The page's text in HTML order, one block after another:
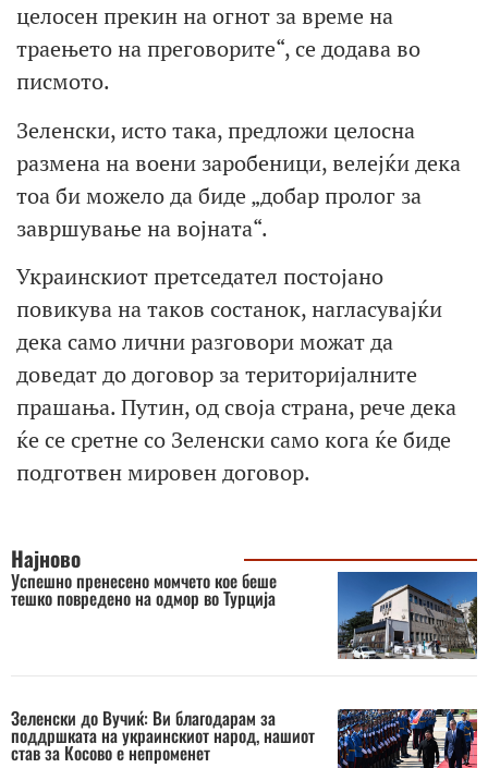
целосен прекин на огнот за време на
траењето на преговорите“, се додава во
писмото.
Зеленски, исто така, предложи целосна
размена на воени заробеници, велејќи дека
тоа би можело да биде „добар пролог за
завршување на војната“.
Украинскиот претседател постојано
повикува на таков состанок, нагласувајќи
дека само лични разговори можат да
доведат до договор за територијалните
прашања. Путин, од своја страна, рече дека
ќе се сретне со Зеленски само кога ќе биде
подготвен мировен договор.
Најново
Успешно пренесено момчето кое беше
тешко повредено на одмор во Турција
Зеленски до Вучиќ: Ви благодарам за
поддршката на украинскиот народ, нашиот
став за Косово е непроменет